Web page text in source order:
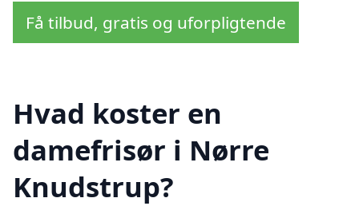
Få tilbud, gratis og uforpligtende
Hvad koster en
damefrisør i Nørre
Knudstrup?